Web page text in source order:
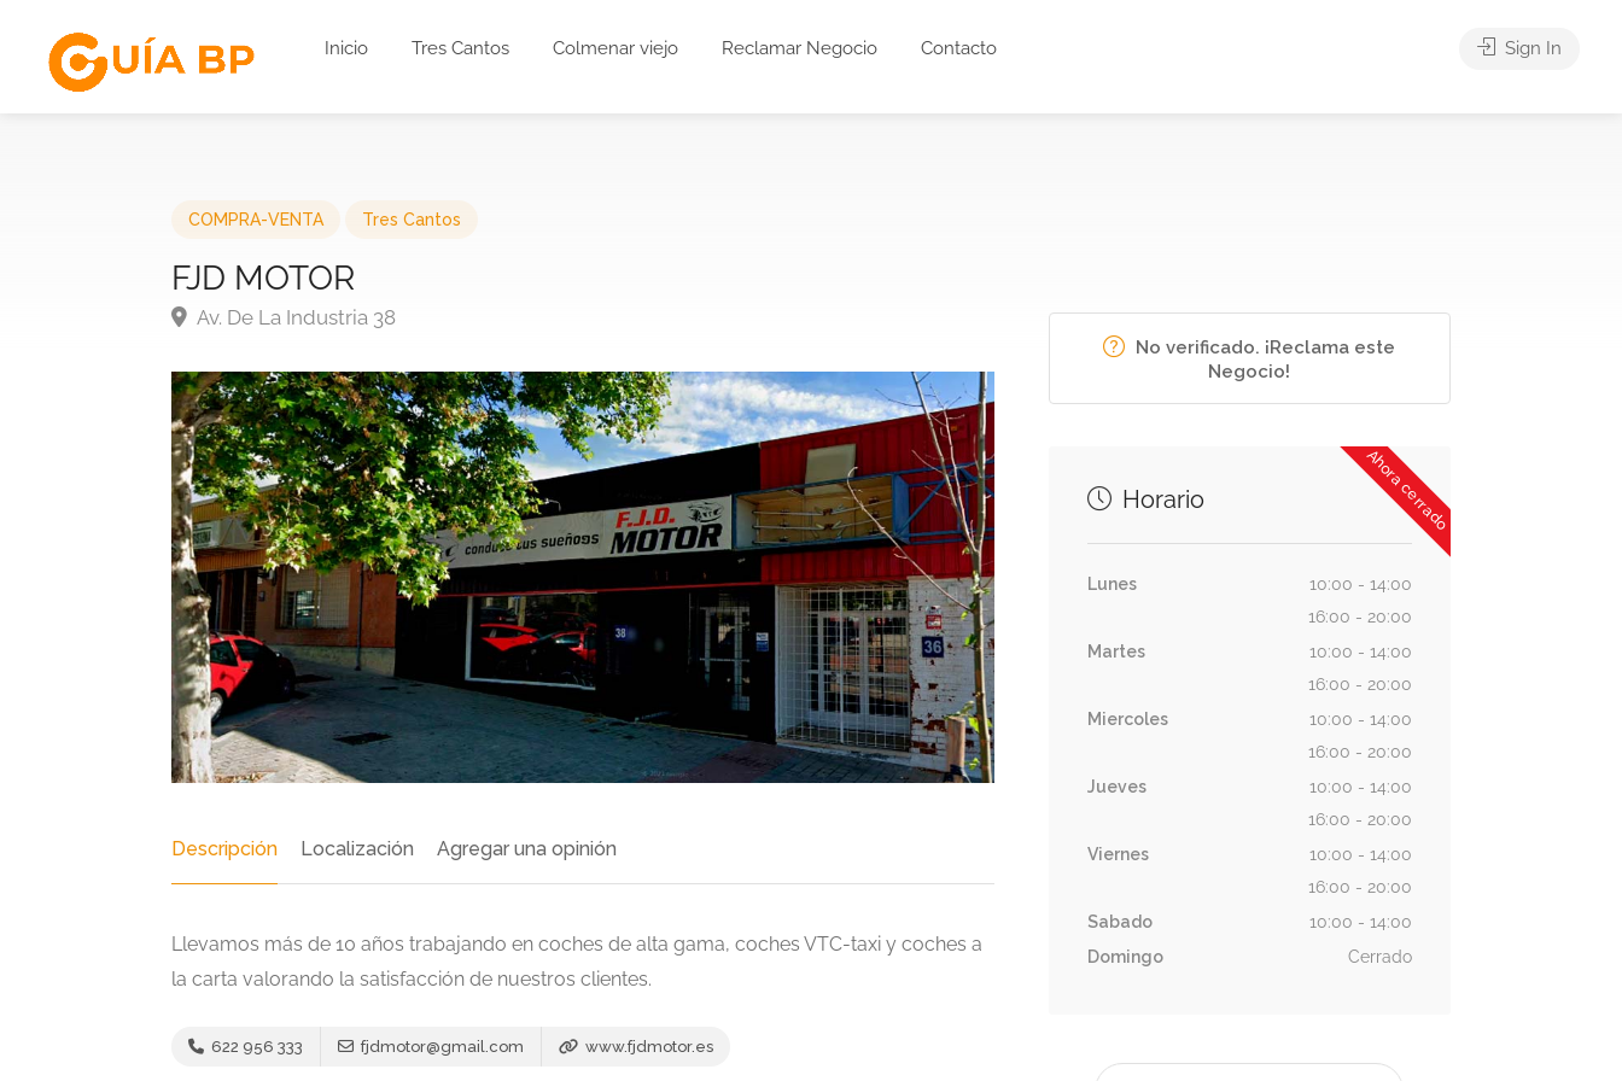
Inicio Tres Cantos Colmenar viejo Reclamar Negocio Contacto Sign In
COMPRA-VENTA Tres Cantos
FJD MOTOR
Av. De La Industria 38
Descripción Localización Agregar una opinión
Llevamos más de 10 años trabajando en coches de alta gama, coches VTC-taxi y coches a
la carta valorando la satisfacción de nuestros clientes.
622 956 333 fjdmotor@gmail.com www.fjdmotor.es
No verificado. ¡Reclama este
Negocio!
Ahora cerrado
Horario
Lunes
10:00 - 14:00
16:00 - 20:00
Martes
10:00 - 14:00
16:00 - 20:00
Miercoles
10:00 - 14:00
16:00 - 20:00
Jueves
10:00 - 14:00
16:00 - 20:00
Viernes
10:00 - 14:00
16:00 - 20:00
Sabado
10:00 - 14:00
Domingo
Cerrado